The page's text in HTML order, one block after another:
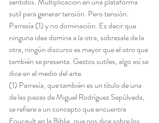
sutil para generar tensión. Pero tensión.
Parresía (1) y no dominación. Es decir que
ninguna idea domina a la otra, sobresale de la
otra, ningún discurso es mayor que el otro que
también se presenta. Gestos sutiles, algo así se
dice en el medio del arte.
(1) Parresía, que también es un título de una
de las piezas de Miguel Rodríguez Sepúlveda,
se refiere a un concepto que encuentra